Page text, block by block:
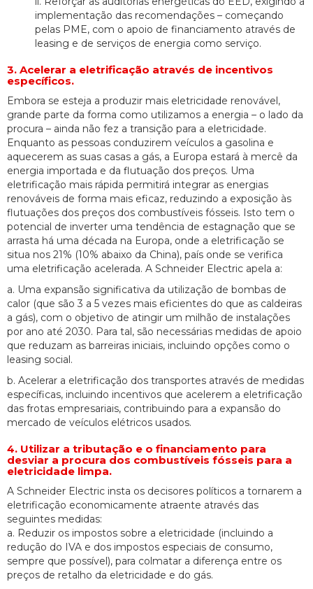
implementação das recomendações – começando
pelas PME, com o apoio de financiamento através de
leasing e de serviços de energia como serviço.
3. Acelerar a eletrificação através de incentivos
específicos.
Embora se esteja a produzir mais eletricidade renovável,
grande parte da forma como utilizamos a energia – o lado da
procura – ainda não fez a transição para a eletricidade.
Enquanto as pessoas conduzirem veículos a gasolina e
aquecerem as suas casas a gás, a Europa estará à mercê da
energia importada e da flutuação dos preços. Uma
eletrificação mais rápida permitirá integrar as energias
renováveis de forma mais eficaz, reduzindo a exposição às
flutuações dos preços dos combustíveis fósseis. Isto tem o
potencial de inverter uma tendência de estagnação que se
arrasta há uma década na Europa, onde a eletrificação se
situa nos 21% (10% abaixo da China), país onde se verifica
uma eletrificação acelerada. A Schneider Electric apela a:
a. Uma expansão significativa da utilização de bombas de
calor (que são 3 a 5 vezes mais eficientes do que as caldeiras
a gás), com o objetivo de atingir um milhão de instalações
por ano até 2030. Para tal, são necessárias medidas de apoio
que reduzam as barreiras iniciais, incluindo opções como o
leasing social.
b. Acelerar a eletrificação dos transportes através de medidas
específicas, incluindo incentivos que acelerem a eletrificação
das frotas empresariais, contribuindo para a expansão do
mercado de veículos elétricos usados.
4. Utilizar a tributação e o financiamento para
desviar a procura dos combustíveis fósseis para a
eletricidade limpa.
A Schneider Electric insta os decisores políticos a tornarem a
eletrificação economicamente atraente através das
seguintes medidas:
a. Reduzir os impostos sobre a eletricidade (incluindo a
redução do IVA e dos impostos especiais de consumo,
sempre que possível), para colmatar a diferença entre os
preços de retalho da eletricidade e do gás.